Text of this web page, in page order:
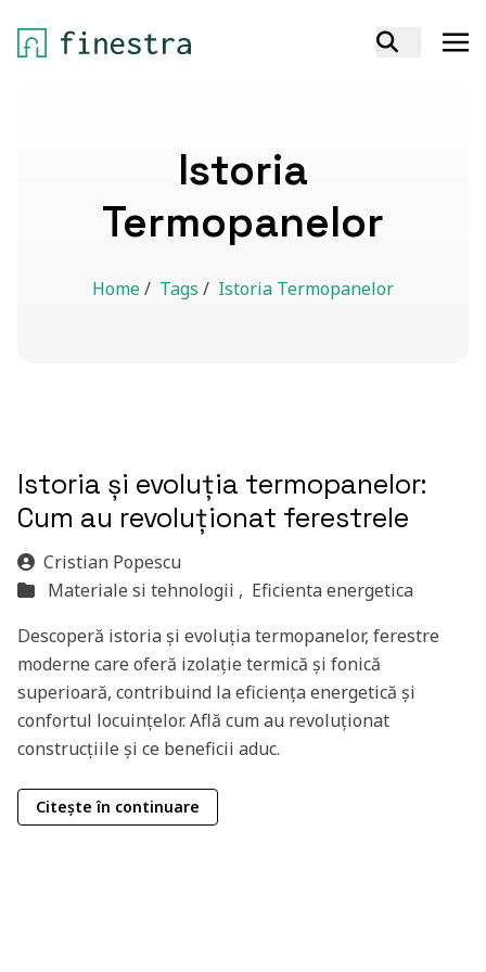
Istoria
Termopanelor
Home/ Tags / Istoria Termopanelor
Istoria și evoluția termopanelor:
Cum au revoluționat ferestrele
Cristian Popescu
Materiale si tehnologii , Eficienta energetica
Descoperă istoria și evoluția termopanelor, ferestre
moderne care oferă izolație termică și fonică
superioară, contribuind la eficiența energetică și
confortul locuințelor. Află cum au revoluționat
construcțiile și ce beneficii aduc.
Citește în continuare